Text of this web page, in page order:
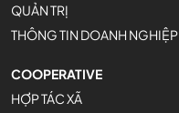
QUẢN TRỊ
THÔNG TIN DOANH NGHIỆP
COOPERATIVE
HỢP TÁC XÃ